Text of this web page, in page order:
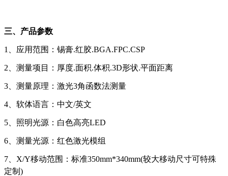
三、产品参数
1、应用范围：锡膏.红胶.BGA.FPC.CSP
2、测量项目：厚度.面积.体积.3D形状.平面距离
3、测量原理：激光3角函数法测量
4、软体语言：中文/英文
5、照明光源：白色高亮LED
6、测量光源：红色激光模组
7、X/Y移动范围：标准350mm*340mm(较大移动尺寸可特殊
定制)